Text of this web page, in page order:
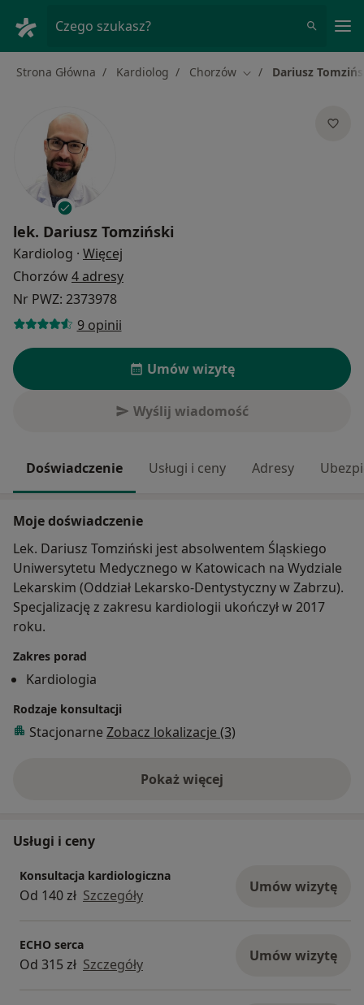
Czego szukasz?
Strona Główna Kardiolog Chorzów Zmień miasto
Dariusz
lek. Dariusz Tomziński
Kardiolog · Więcej
Chorzów4 adresy
Nr PWZ: 2373978
9 opinii
Umów wizytę
Wyślij wiadomość
Doświadczenie Usługi i ceny Adresy
Moje doświadczenie
Lek. Dariusz Tomziński jest absolwentem Śląskiego
Uniwersytetu Medycznego w Katowicach na Wydziale
Lekarskim (Oddział Lekarsko-Dentystyczny w Zabrzu).
Specjalizację z zakresu kardiologii ukończył w 2017
roku.
Zakres porad
Kardiologia
Rodzaje konsultacji
Stacjonarne Zobacz lokalizacje (3)
Pokaż więcejo doświadczeniu
Usługi i ceny
Konsultacja kardiologiczna
Od 140 zł Szczegóły Umów wizytę
ECHO serca
Od 315 zł Szczegóły Umów wizytę